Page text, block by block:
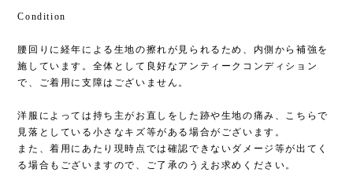
Condition
腰回りに経年による生地の擦れが見られるため、内側から補強を
施しています。全体として良好なアンティークコンディション
で、ご着用に支障はございません。
洋服によっては持ち主がお直しをした跡や生地の痛み、こちらで
見落としている小さなキズ等がある場合がございます。
また、着用にあたり現時点では確認できないダメージ等が出てく
る場合もございますので、ご了承のうえお求めください。